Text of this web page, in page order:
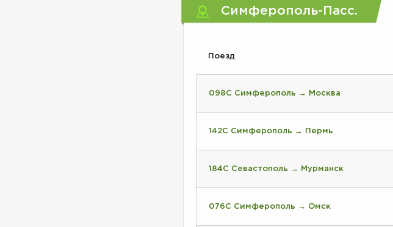
Симферополь-Пасс.
Поезд
098С Симферополь → Москва
142С Симферополь → Пермь
184С Севастополь → Мурманск
076С Симферополь → Омск